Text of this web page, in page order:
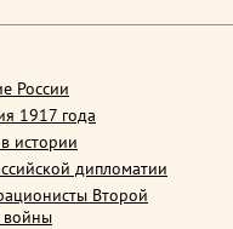
России
1917 года
истории
дипломатии
Второй